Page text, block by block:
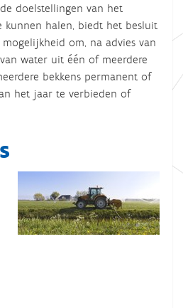
doelstellingen van het
kunnen halen, biedt het besluit
om, na advies van
water uit één of meerdere
bekkens permanent of
het jaar te verbieden of